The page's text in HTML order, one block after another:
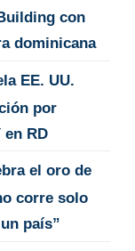
con
dominicana
EE. UU.
por
en RD
el oro de
corre solo
país”